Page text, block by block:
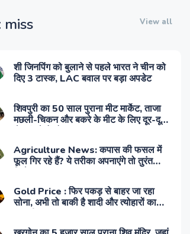
miss View all
शी जिनपिंग को बुलाने से पहले भारत ने चीन को
दिए 3 टास्क, LAC बवाल पर बड़ा अपडेट
शिवपुरी का 50 साल पुराना मीट मार्केट, ताजा
मछली-चिकन और बकरे के मीट के लिए दूर-दूर
Agriculture News: कपास की फसल में
फूल गिर रहे हैं? ये तरीका अपनाएंगे तो तुरंत
Gold Price : फिर पकड़ से बाहर जा रहा
सोना, अभी तो बाकी है शादी और त्योहारों का